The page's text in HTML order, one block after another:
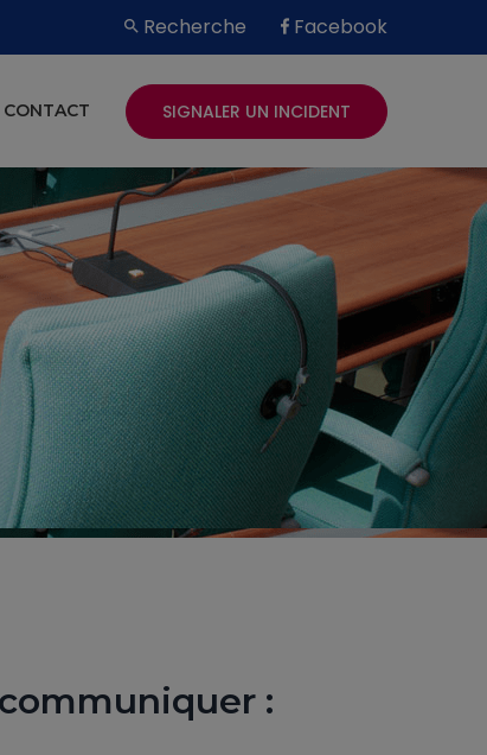
Recherche Facebook
CONTACT SIGNALER UN INCIDENT
: